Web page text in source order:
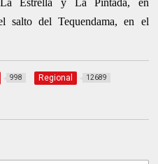
salto del Tequendama, en el
998 Regional 12689